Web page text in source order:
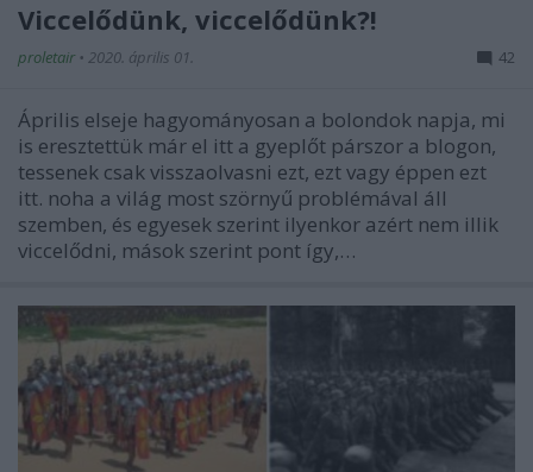
Viccelődünk, viccelődünk?!
proletair • 2020. április 01. 42
Április elseje hagyományosan a bolondok napja, mi
is eresztettük már el itt a gyeplőt párszor a blogon,
tessenek csak visszaolvasni ezt, ezt vagy éppen ezt
itt. noha a világ most szörnyű problémával áll
szemben, és egyesek szerint ilyenkor azért nem illik
viccelődni, mások szerint pont így,…